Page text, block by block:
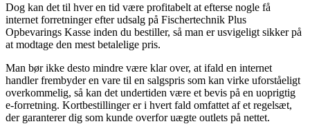
Dog kan det til hver en tid være profitabelt at efterse nogle få
internet forretninger efter udsalg på Fischertechnik Plus
Opbevarings Kasse inden du bestiller, så man er usvigeligt sikker på
at modtage den mest betalelige pris.
Man bør ikke desto mindre være klar over, at ifald en internet
handler frembyder en vare til en salgspris som kan virke uforståeligt
overkommelig, så kan det undertiden være et bevis på en uoprigtig
e-forretning. Kortbestillinger er i hvert fald omfattet af et regelsæt,
der garanterer dig som kunde overfor uægte outlets på nettet.